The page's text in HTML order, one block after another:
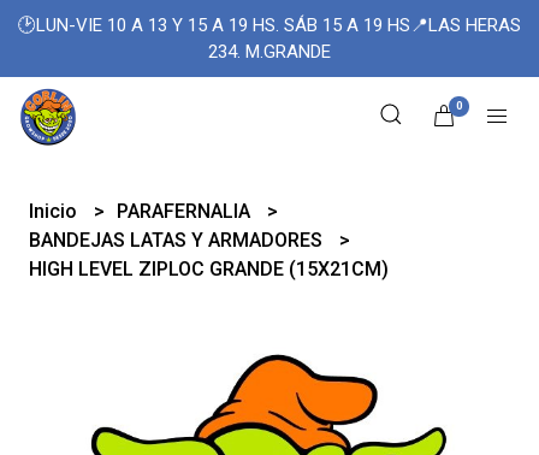
🕑LUN-VIE 10 A 13 Y 15 A 19 HS. SÁB 15 A 19 HS📍LAS HERAS
234. M.GRANDE
0
Inicio
PARAFERNALIA
BANDEJAS LATAS Y ARMADORES
HIGH LEVEL ZIPLOC GRANDE (15X21CM)